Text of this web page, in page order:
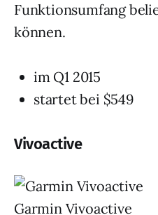
Funktionsumfang
können.
im Q1 2015
startet bei $549
Vivoactive
Garmin Vivoactive